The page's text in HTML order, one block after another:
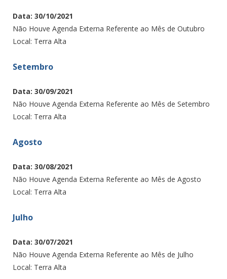
Data: 30/10/2021
Não Houve Agenda Externa Referente ao Mês de Outubro
Local: Terra Alta
Setembro
Data: 30/09/2021
Não Houve Agenda Externa Referente ao Mês de Setembro
Local: Terra Alta
Agosto
Data: 30/08/2021
Não Houve Agenda Externa Referente ao Mês de Agosto
Local: Terra Alta
Julho
Data: 30/07/2021
Não Houve Agenda Externa Referente ao Mês de Julho
Local: Terra Alta